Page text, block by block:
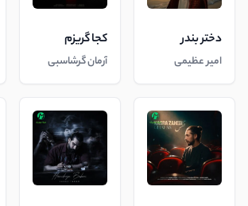
دختر بندر
امیر عظیمی
کجا گریزم
آرمان گرشاسبی